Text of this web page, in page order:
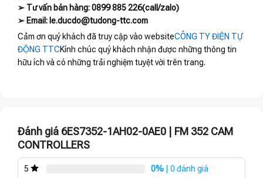
➢ Tư vấn bán hàng: 0899 885 226(call/zalo)
➢ Email: le.ducdo@tudong-ttc.com
Cảm ơn quý khách đã truy cập vào websiteCÔNG TY ĐIỆN TỰ
ĐỘNG TTCKính chúc quý khách nhận được những thông tin
hữu ích và có những trải nghiệm tuyệt vời trên trang.
Đánh giá 6ES7352-1AH02-0AE0 | FM 352 CAM
CONTROLLERS
5 0% | 0 đánh giá